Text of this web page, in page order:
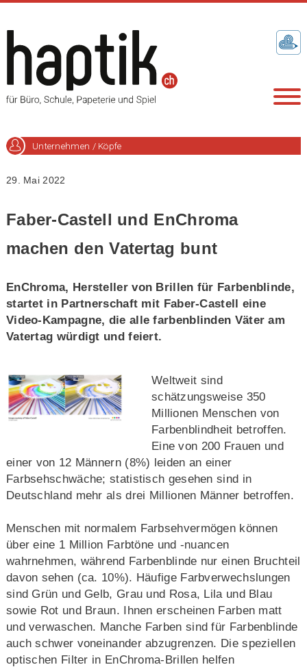
Unternehmen / Köpfe
29. Mai 2022
Faber-Castell und EnChroma
machen den Vatertag bunt
EnChroma, Hersteller von Brillen für Farbenblinde,
startet in Partnerschaft mit Faber-Castell eine
Video-Kampagne, die alle farbenblinden Väter am
Vatertag würdigt und feiert.
Weltweit sind
schätzungsweise 350
Millionen Menschen von
Farbenblindheit betroffen.
Eine von 200 Frauen und
einer von 12 Männern (8%) leiden an einer
Farbsehschwäche; statistisch gesehen sind in
Deutschland mehr als drei Millionen Männer betroffen.
Menschen mit normalem Farbsehvermögen können
über eine 1 Million Farbtöne und -nuancen
wahrnehmen, während Farbenblinde nur einen Bruchteil
davon sehen (ca. 10%). Häufige Farbverwechslungen
sind Grün und Gelb, Grau und Rosa, Lila und Blau
sowie Rot und Braun. Ihnen erscheinen Farben matt
und verwaschen. Manche Farben sind für Farbenblinde
auch schwer voneinander abzugrenzen. Die speziellen
optischen Filter in EnChroma-Brillen helfen